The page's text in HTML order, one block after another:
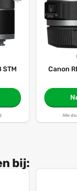
STM Canon
Alle
bij: